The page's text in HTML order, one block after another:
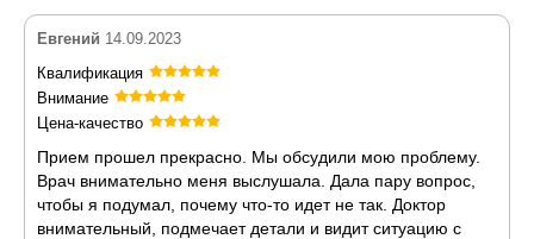
Евгений 14.09.2023
Квалификация
Внимание
Цена-качество
Прием прошел прекрасно. Мы обсудили мою проблему.
Врач внимательно меня выслушала. Дала пару вопрос,
чтобы я подумал, почему что-то идет не так. Доктор
внимательный, подмечает детали и видит ситуацию с